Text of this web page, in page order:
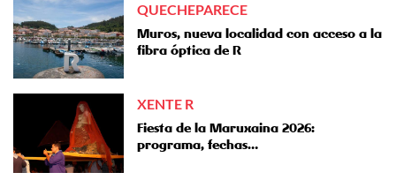
QUECHEPARECE
Muros, nueva localidad con acceso a la
fibra óptica de R
XENTE R
Fiesta de la Maruxaina 2026:
programa, fechas…